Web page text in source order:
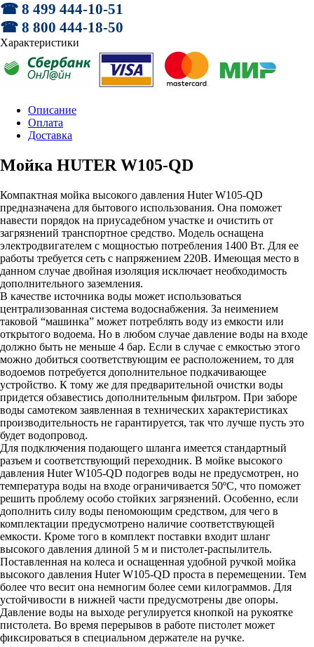
☎ 8 499 444-10-51
☎ 8 800 444-18-50
Характеристики
Описание
Оплата
Доставка
Мойка HUTER W105-QD
Компактная мойка высокого давления Huter W105-QD
предназначена для бытового использования. Она поможет
навести порядок на приусадебном участке и очистить от
загрязнений транспортное средство. Модель оснащена
электродвигателем с мощностью потребления 1400 Вт. Для ее
работы требуется сеть с напряжением 220В. Имеющая место в
данном случае двойная изоляция исключает необходимость
дополнительного заземления.
В качестве источника воды может использоваться
централизованная система водоснабжения. За неимением
таковой “машинка” может потреблять воду из емкости или
открытого водоема. Но в любом случае давление воды на входе
должно быть не меньше 4 бар. Если в случае с емкостью этого
можно добиться соответствующим ее расположением, то для
водоемов потребуется дополнительное подкачивающее
устройство. К тому же для предварительной очистки воды
придется обзавестись дополнительным фильтром. При заборе
воды самотеком заявленная в технических характеристиках
производительность не гарантируется, так что лучше пусть это
будет водопровод.
Для подключения подающего шланга имеется стандартный
разъем и соответствующий переходник. В мойке высокого
давления Huter W105-QD подогрев воды не предусмотрен, но
температура воды на входе ограничивается 50ºС, что поможет
решить проблему особо стойких загрязнений. Особенно, если
дополнить силу воды пеномоющим средством, для чего в
комплектации предусмотрено наличие соответствующей
емкости. Кроме того в комплект поставки входит шланг
высокого давления длиной 5 м и пистолет-распылитель.
Поставленная на колеса и оснащенная удобной ручкой мойка
высокого давления Huter W105-QD проста в перемещении. Тем
более что весит она немногим более семи килограммов. Для
устойчивости в нижней части предусмотрены две опоры.
Давление воды на выходе регулируется кнопкой на рукоятке
пистолета. Во время перерывов в работе пистолет может
фиксироваться в специальном держателе на ручке.